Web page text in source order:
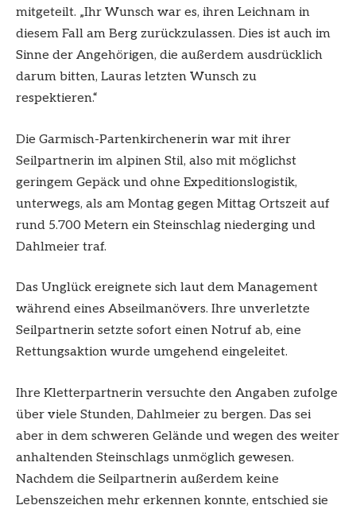
mitgeteilt. „Ihr Wunsch war es, ihren Leichnam in
diesem Fall am Berg zurückzulassen. Dies ist auch im
Sinne der Angehörigen, die außerdem ausdrücklich
darum bitten, Lauras letzten Wunsch zu
respektieren.“
Die Garmisch-Partenkirchenerin war mit ihrer
Seilpartnerin im alpinen Stil, also mit möglichst
geringem Gepäck und ohne Expeditionslogistik,
unterwegs, als am Montag gegen Mittag Ortszeit auf
rund 5.700 Metern ein Steinschlag niederging und
Dahlmeier traf.
Das Unglück ereignete sich laut dem Management
während eines Abseilmanövers. Ihre unverletzte
Seilpartnerin setzte sofort einen Notruf ab, eine
Rettungsaktion wurde umgehend eingeleitet.
Ihre Kletterpartnerin versuchte den Angaben zufolge
über viele Stunden, Dahlmeier zu bergen. Das sei
aber in dem schweren Gelände und wegen des weiter
anhaltenden Steinschlags unmöglich gewesen.
Nachdem die Seilpartnerin außerdem keine
Lebenszeichen mehr erkennen konnte, entschied sie